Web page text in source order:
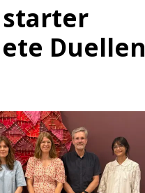
starter
Duellen